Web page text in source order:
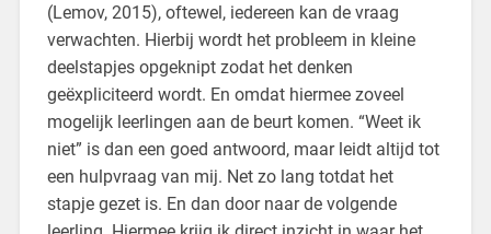
(Lemov, 2015), oftewel, iedereen kan de vraag
verwachten. Hierbij wordt het probleem in kleine
deelstapjes opgeknipt zodat het denken
geëxpliciteerd wordt. En omdat hiermee zoveel
mogelijk leerlingen aan de beurt komen. “Weet ik
niet” is dan een goed antwoord, maar leidt altijd tot
een hulpvraag van mij. Net zo lang totdat het
stapje gezet is. En dan door naar de volgende